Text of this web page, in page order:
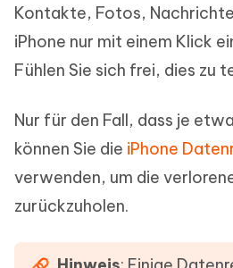
Kontakte, Fotos,
iPhone nur mit einem Klick
Fühlen Sie sich frei, dies zu
Nur für den Fall, dass je
können Sie die iPhone
verwenden, um die
zurückzuholen.